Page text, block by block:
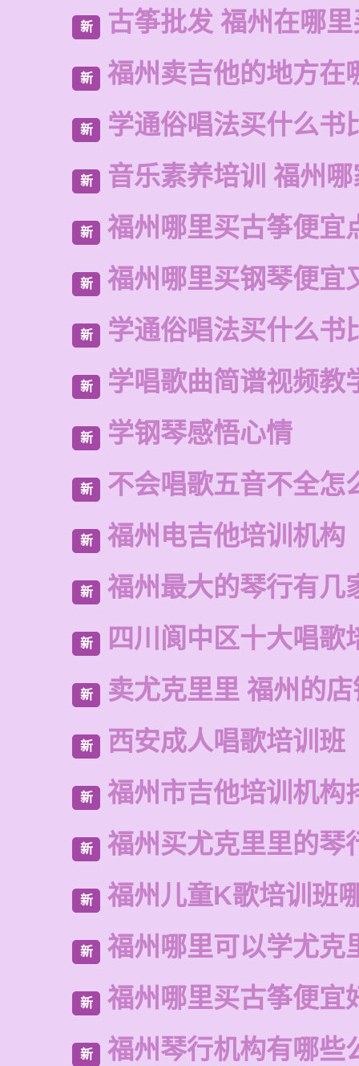
新 古筝批发 福州在哪
新 福州卖吉他的地方在
新 学通俗唱法买什么书
新 音乐素养培训 福州
新 福州哪里买古筝便宜
新 福州哪里买钢琴便宜
新 学通俗唱法买什么书
新 学唱歌曲简谱视频教
新 学钢琴感悟心情
新 不会唱歌五音不全怎
新 福州电吉他培训机构
新 福州最大的琴行有几
新 四川阆中区十大唱歌
新 卖尤克里里 福州的店
新 西安成人唱歌培训班
新 福州市吉他培训机构
新 福州买尤克里里的琴
新 福州儿童K歌培训班
新 福州哪里可以学尤克
新 福州哪里买古筝便宜
新 福州琴行机构有哪些